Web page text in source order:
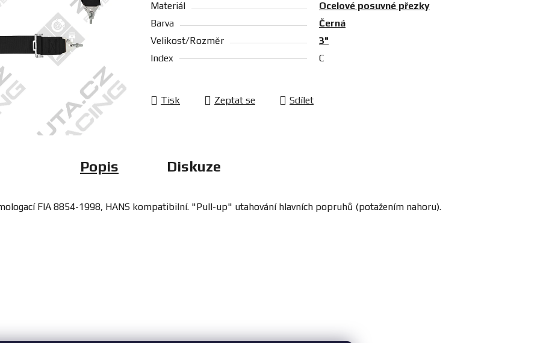
Materiál
Ocelové posuvné přezky
Barva
Černá
Velikost/Rozměr
3"
Index
C
Tisk Zeptat se Sdílet
Popis Diskuze
FIA 8854-1998, HANS kompatibilní. "Pull-up" utahování hlavních popruhů (potažením nahoru).